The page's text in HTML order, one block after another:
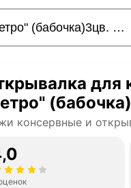
для
консервные и